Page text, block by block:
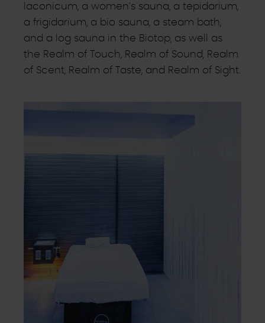
laconicum, a women’s sauna, a tepidarium,
a frigidarium, a bio sauna, a steam bath,
and a log sauna in the Biotop, as well as
the Realm of Touch, Realm of Sound, Realm
of Scent, Realm of Taste, and Realm of Sight.